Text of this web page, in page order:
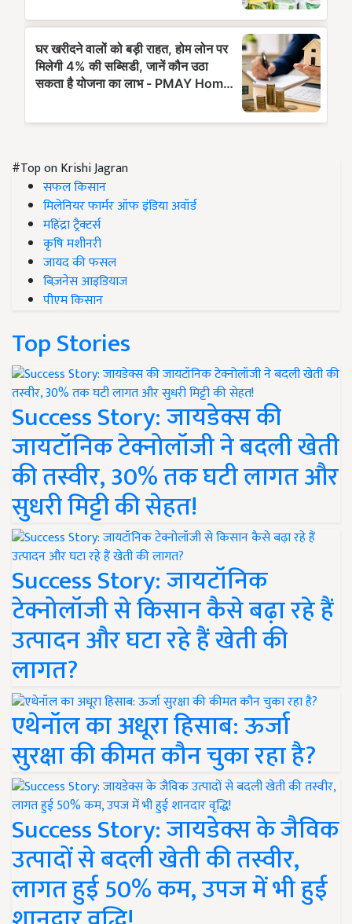
#Top on Krishi Jagran
सफल किसान
मिलेनियर फार्मर ऑफ इंडिया अवॉर्ड
महिंद्रा ट्रैक्टर्स
कृषि मशीनरी
जायद की फसल
बिज़नेस आइडियाज
पीएम किसान
Top Stories
Success Story: जायडेक्स की
जायटॉनिक टेक्नोलॉजी ने बदली खेती
की तस्वीर, 30% तक घटी लागत और
सुधरी मिट्टी की सेहत!
Success Story: जायटॉनिक
टेक्नोलॉजी से किसान कैसे बढ़ा रहे हैं
उत्पादन और घटा रहे हैं खेती की
लागत?
एथेनॉल का अधूरा हिसाब: ऊर्जा
सुरक्षा की कीमत कौन चुका रहा है?
Success Story: जायडेक्स के जैविक
उत्पादों से बदली खेती की तस्वीर,
लागत हुई 50% कम, उपज में भी हुई